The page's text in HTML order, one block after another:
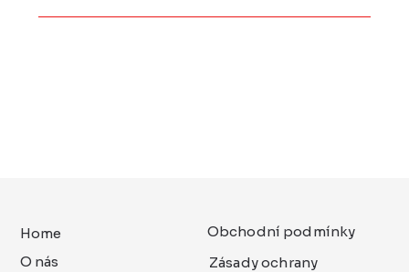
Home
O nás
Obchodní podmínky
Zásady ochrany